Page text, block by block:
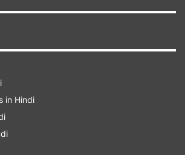
प्राधिकरण ने इस परियोजना के
रिपोर्ट (डीपीआर) तैयार करने की
है। मौजूदा समय में यह अपने मुख्य
दिल्ली और गुरुग्राम में यातायात
in Hindi